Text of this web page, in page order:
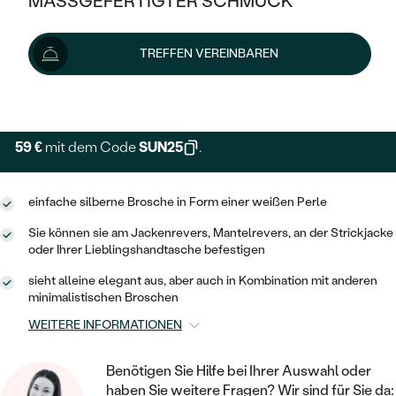
KLASSISCH
MEMOIRE
VINTAGE
AUSSERGEWÖHNLICHE
GEHÄMMERTE
VON HAND GRAVIERTE
MIT MEHREREN DIAMANTEN
HALO
VINTAGE
IM SET
AUSSERGEWÖHNLICH
GESTALTE EINEN RING
WÄHLE EINEN RING
DIAMANTEN ZUM EINFASSEN
AUSVERKAUF
WENN SCHMUCK HILFT
NACH TYP
OHRRINGE
RINGE
ANHÄNGER / KETTEN
ARMBÄNDER
HERRENSCHMUCK
PLATIN
OHRSTECKER
CREOLEN
MINIMALISTISCHE
OHRHÄNGER
SOLITÄR
HERZ
GOLD
SILBER
NACH STYL
SOLITÄR
ZUR GEBURT EINES KINDES
PERSONALISIERT
MINIMALISTISCH
AUSVERKAUF
GOLD
SILBER
NACH STYL
TREFFEN VEREINBAREN
79 €
Schmuck ist auf Lager. Wir liefern ihn innerhalb von 24
Stunden.
59 € mit dem CodeSUN25 .
einfache silberne Brosche in Form einer weißen Perle
Sie können sie am Jackenrevers, Mantelrevers, an der Strickjacke
oder Ihrer Lieblingshandtasche befestigen
sieht alleine elegant aus, aber auch in Kombination mit anderen
minimalistischen Broschen
WEITERE INFORMATIONEN
Benötigen Sie Hilfe bei Ihrer Auswahl oder
haben Sie weitere Fragen? Wir sind für Sie da: